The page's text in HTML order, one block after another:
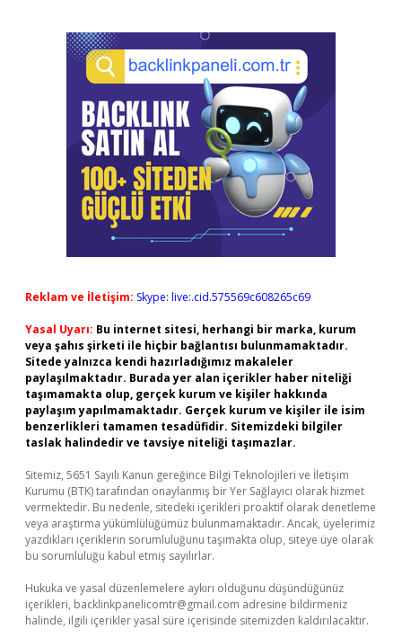
Reklam ve İletişim: Skype: live:.cid.575569c608265c69
Yasal Uyarı: Bu internet sitesi, herhangi bir marka, kurum
veya şahıs şirketi ile hiçbir bağlantısı bulunmamaktadır.
Sitede yalnızca kendi hazırladığımız makaleler
paylaşılmaktadır. Burada yer alan içerikler haber niteliği
taşımamakta olup, gerçek kurum ve kişiler hakkında
paylaşım yapılmamaktadır. Gerçek kurum ve kişiler ile isim
benzerlikleri tamamen tesadüfidir. Sitemizdeki bilgiler
taslak halindedir ve tavsiye niteliği taşımazlar.
Sitemiz, 5651 Sayılı Kanun gereğince Bilgi Teknolojileri ve İletişim
Kurumu (BTK) tarafından onaylanmış bir Yer Sağlayıcı olarak hizmet
vermektedir. Bu nedenle, sitedeki içerikleri proaktif olarak denetleme
veya araştırma yükümlülüğümüz bulunmamaktadır. Ancak, üyelerimiz
yazdıkları içeriklerin sorumluluğunu taşımakta olup, siteye üye olarak
bu sorumluluğu kabul etmiş sayılırlar.
Hukuka ve yasal düzenlemelere aykırı olduğunu düşündüğünüz
içerikleri, backlinkpanelicomtr@gmail.com adresine bildirmeniz
halinde, ilgili içerikler yasal süre içerisinde sitemizden kaldırılacaktır.